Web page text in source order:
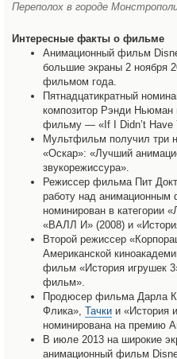
Переполох в городе
Интересные факты о фильме
Анимационный фильм
большие экраны 2 ноября
фильмом года.
Пятнадцатикратный
композитор Рэнди Ньюман
фильму — «If I Didn’t Have
Мультфильм получил три
«Оскар»: «Лучший
звукорежиссура».
Режиссер фильма Пит
работу над
номинирован в категории
«ВАЛЛ И» (2008) и
Второй режиссер
Американской
фильм «История игрушек
фильм».
Продюсер фильма Дарла
Флика», Тачки и «История
номинирована на премию
В июле 2013 на широкие
анимационный фильм